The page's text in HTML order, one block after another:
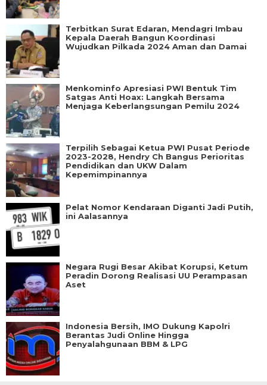
Terbitkan Surat Edaran, Mendagri Imbau
Kepala Daerah Bangun Koordinasi
Wujudkan Pilkada 2024 Aman dan Damai
Menkominfo Apresiasi PWI Bentuk Tim
Satgas Anti Hoax: Langkah Bersama
Menjaga Keberlangsungan Pemilu 2024
Terpilih Sebagai Ketua PWI Pusat Periode
2023-2028, Hendry Ch Bangus Perioritas
Pendidikan dan UKW Dalam
Kepemimpinannya
Pelat Nomor Kendaraan Diganti Jadi Putih,
ini Aalasannya
Negara Rugi Besar Akibat Korupsi, Ketum
Peradin Dorong Realisasi UU Perampasan
Aset
Indonesia Bersih, IMO Dukung Kapolri
Berantas Judi Online Hingga
Penyalahgunaan BBM & LPG